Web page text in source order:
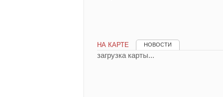
НА КАРТЕ НОВОСТИ
загрузка карты...